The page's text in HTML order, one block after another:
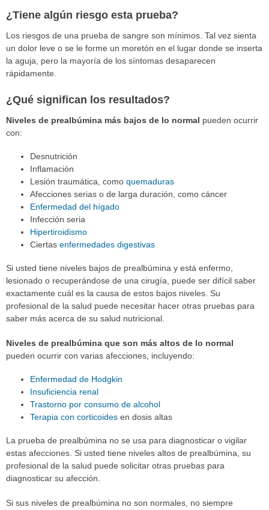
¿Tiene algún riesgo esta prueba?
Los riesgos de una prueba de sangre son mínimos. Tal vez sienta
un dolor leve o se le forme un moretón en el lugar donde se inserta
la aguja, pero la mayoría de los síntomas desaparecen
rápidamente.
¿Qué significan los resultados?
Niveles de prealbúmina más bajos de lo normal pueden ocurrir
con:
Desnutrición
Inflamación
Lesión traumática, como quemaduras
Afecciones serias o de larga duración, como cáncer
Enfermedad del hígado
Infección seria
Hipertiroidismo
Ciertas enfermedades digestivas
Si usted tiene niveles bajos de prealbúmina y está enfermo,
lesionado o recuperándose de una cirugía, puede ser difícil saber
exactamente cuál es la causa de estos bajos niveles. Su
profesional de la salud puede necesitar hacer otras pruebas para
saber más acerca de su salud nutricional.
Niveles de prealbúmina que son más altos de lo normal
pueden ocurrir con varias afecciones, incluyendo:
Enfermedad de Hodgkin
Insuficiencia renal
Trastorno por consumo de alcohol
Terapia con corticoidesen dosis altas
La prueba de prealbúmina no se usa para diagnosticar o vigilar
estas afecciones. Si usted tiene niveles altos de prealbúmina, su
profesional de la salud puede solicitar otras pruebas para
diagnosticar su afección.
Si sus niveles de prealbúmina no son normales, no siempre